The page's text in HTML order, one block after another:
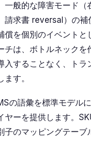
一般的な障害モード（
請求書 reversal）の補
償を個別のイベントと
チは、ボトルネックを
入することなく、トラ
す。
の語彙を標準モデル
ヤーを提供します。
子のマッピングテーブ